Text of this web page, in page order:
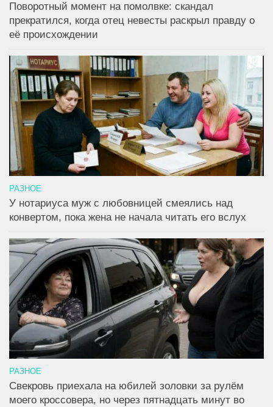
Поворотный момент на помолвке: скандал
прекратился, когда отец невесты раскрыл правду о
её происхождении
РАЗНОЕ
У нотариуса муж с любовницей смеялись над
конвертом, пока жена не начала читать его вслух
РАЗНОЕ
Свекровь приехала на юбилей золовки за рулём
моего кроссовера, но через пятнадцать минут во